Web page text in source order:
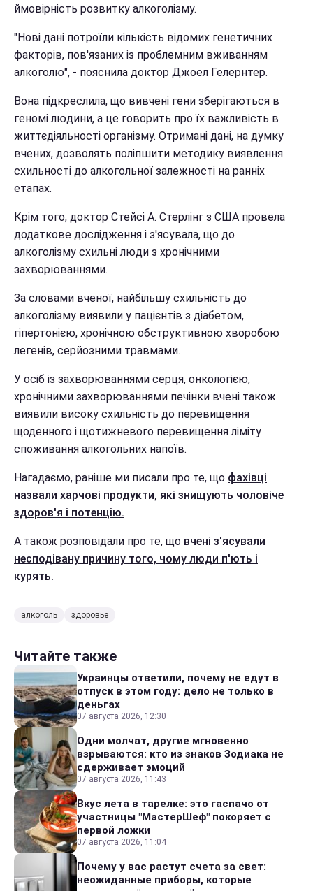
ймовірність розвитку алкоголізму.
"Нові дані потроїли кількість відомих генетичних
факторів, пов'язаних із проблемним вживанням
алкоголю", - пояснила доктор Джоел Гелернтер.
Вона підкреслила, що вивчені гени зберігаються в
геномі людини, а це говорить про їх важливість в
життєдіяльності організму. Отримані дані, на думку
вчених, дозволять поліпшити методику виявлення
схильності до алкогольної залежності на ранніх
етапах.
Крім того, доктор Стейсі А. Стерлінг з США провела
додаткове дослідження і з'ясувала, що до
алкоголізму схильні люди з хронічними
захворюваннями.
За словами вченої, найбільшу схильність до
алкоголізму виявили у пацієнтів з діабетом,
гіпертонією, хронічною обструктивною хворобою
легенів, серйозними травмами.
У осіб із захворюваннями серця, онкологією,
хронічними захворюваннями печінки вчені також
виявили високу схильність до перевищення
щоденного і щотижневого перевищення ліміту
споживання алкогольних напоїв.
Нагадаємо, раніше ми писали про те, що фахівці
назвали харчові продукти, які знищують чоловіче
здоров'я і потенцію.
А також розповідали про те, що вчені з'ясували
несподівану причину того, чому люди п'ють і
курять.
алкоголь здоровье
Читайте также
Украинцы ответили, почему не едут в
отпуск в этом году: дело не только в
деньгах
07 августа 2026, 12:30
Одни молчат, другие мгновенно
взрываются: кто из знаков Зодиака не
сдерживает эмоций
07 августа 2026, 11:43
Вкус лета в тарелке: это гаспачо от
участницы "МастерШеф" покоряет с
первой ложки
07 августа 2026, 11:04
Почему у вас растут счета за свет:
неожиданные приборы, которые